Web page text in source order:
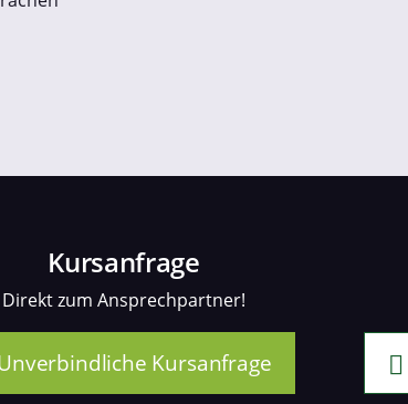
Kursanfrage
Direkt zum Ansprechpartner!
Kursanfrage